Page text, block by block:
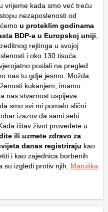
vrijeme kada smo već treću
nezaposlenosti od
u proteklim godinama
BDP-a u Europskoj uniji
rejtinga u svojoj
i oko 130 tisuća
poslali na pregled
nas tu gdje jesmo. Možda
kukanjem, imamo
nas stvarnost uspijeva
smo svi mi pomalo slični
izazov da sami sebi
čitav život provedete u
ili uzmete zdravo za
danas registriraju kao
i kao zajednica borbenih
su izgledi protiv njih. Maruška